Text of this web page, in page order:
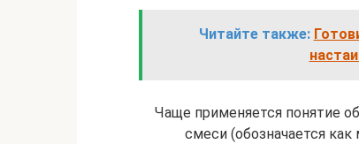
Читайте также:
Чаще применяется понятие
смеси (обозначается